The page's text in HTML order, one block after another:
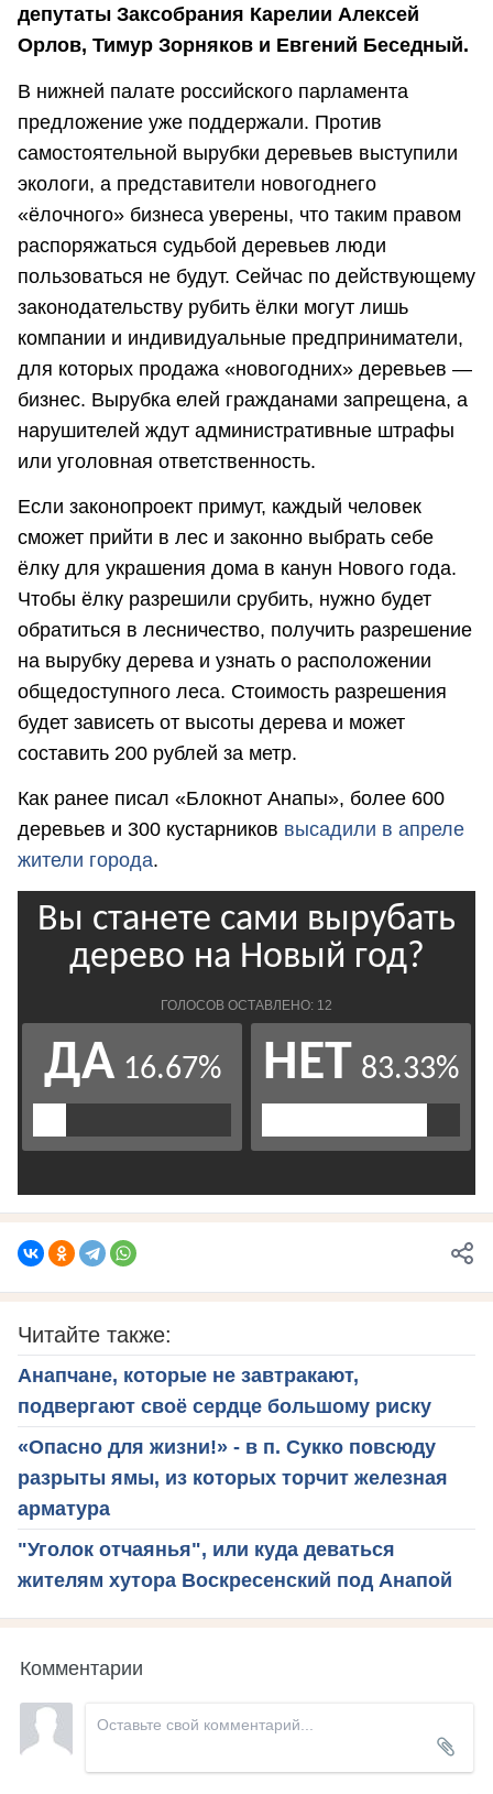
депутаты Заксобрания Карелии Алексей
Орлов, Тимур Зорняков и Евгений Беседный.
В нижней палате российского парламента
предложение уже поддержали. Против
самостоятельной вырубки деревьев выступили
экологи, а представители новогоднего
«ёлочного» бизнеса уверены, что таким правом
распоряжаться судьбой деревьев люди
пользоваться не будут. Сейчас по действующему
законодательству рубить ёлки могут лишь
компании и индивидуальные предприниматели,
для которых продажа «новогодних» деревьев —
бизнес. Вырубка елей гражданами запрещена, а
нарушителей ждут административные штрафы
или уголовная ответственность.
Если законопроект примут, каждый человек
сможет прийти в лес и законно выбрать себе
ёлку для украшения дома в канун Нового года.
Чтобы ёлку разрешили срубить, нужно будет
обратиться в лесничество, получить разрешение
на вырубку дерева и узнать о расположении
общедоступного леса. Стоимость разрешения
будет зависеть от высоты дерева и может
составить 200 рублей за метр.
Как ранее писал «Блокнот Анапы», более 600
деревьев и 300 кустарников высадили в апреле
жители города.
Читайте также:
Анапчане, которые не завтракают,
подвергают своё сердце большому риску
«Опасно для жизни!» - в п. Сукко повсюду
разрыты ямы, из которых торчит железная
арматура
"Уголок отчаянья", или куда деваться
жителям хутора Воскресенский под Анапой
Комментарии